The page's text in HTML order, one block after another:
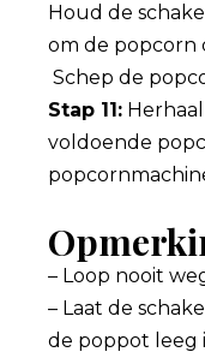
Houd de
om de popcorn
Schep de
Stap 11:
voldoende
– Loop nooit
– Laat de
de poppot leeg